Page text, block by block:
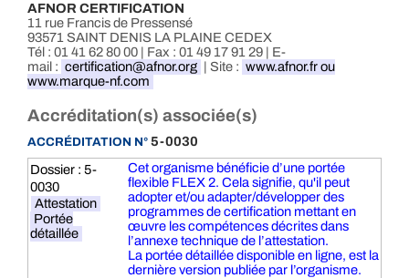
AFNOR CERTIFICATION
11 rue Francis de Pressensé
93571 SAINT DENIS LA PLAINE CEDEX
Tél : 01 41 62 80 00 | Fax : 01 49 17 91 29 | E-
mail : certification@afnor.org | Site : www.afnor.fr ou
www.marque-nf.com
Accréditation(s) associée(s)
ACCRÉDITATION N° 5-0030
Dossier : 5-
0030
Attestation
Portée
détaillée
Cet organisme bénéficie d’une portée
flexible FLEX 2. Cela signifie, qu'il peut
adopter et/ou adapter/développer des
programmes de certification mettant en
œuvre les compétences décrites dans
l’annexe technique de l’attestation.
La portée détaillée disponible en ligne, est la
dernière version publiée par l’organisme.